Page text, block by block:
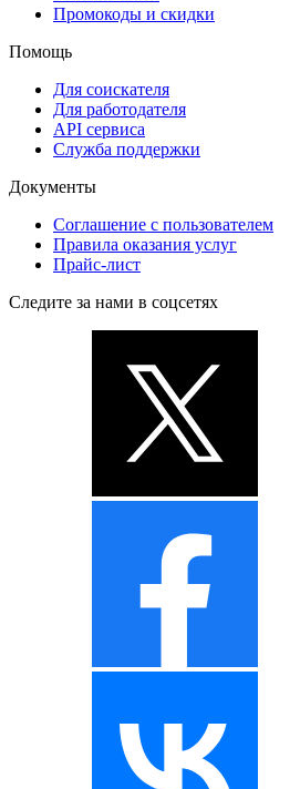
Промокоды и скидки
Помощь
Для соискателя
Для работодателя
API сервиса
Служба поддержки
Документы
Соглашение с пользователем
Правила оказания услуг
Прайс-лист
Следите за нами в соцсетях